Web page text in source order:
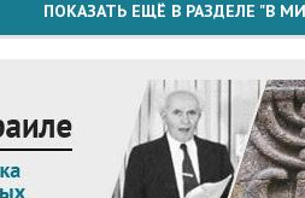
ПОКАЗАТЬ ЕЩЁ В РАЗДЕЛЕ "В